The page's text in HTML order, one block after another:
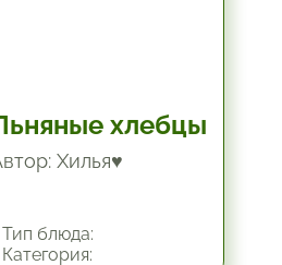
хлебцы
Хилья♥
блюда: